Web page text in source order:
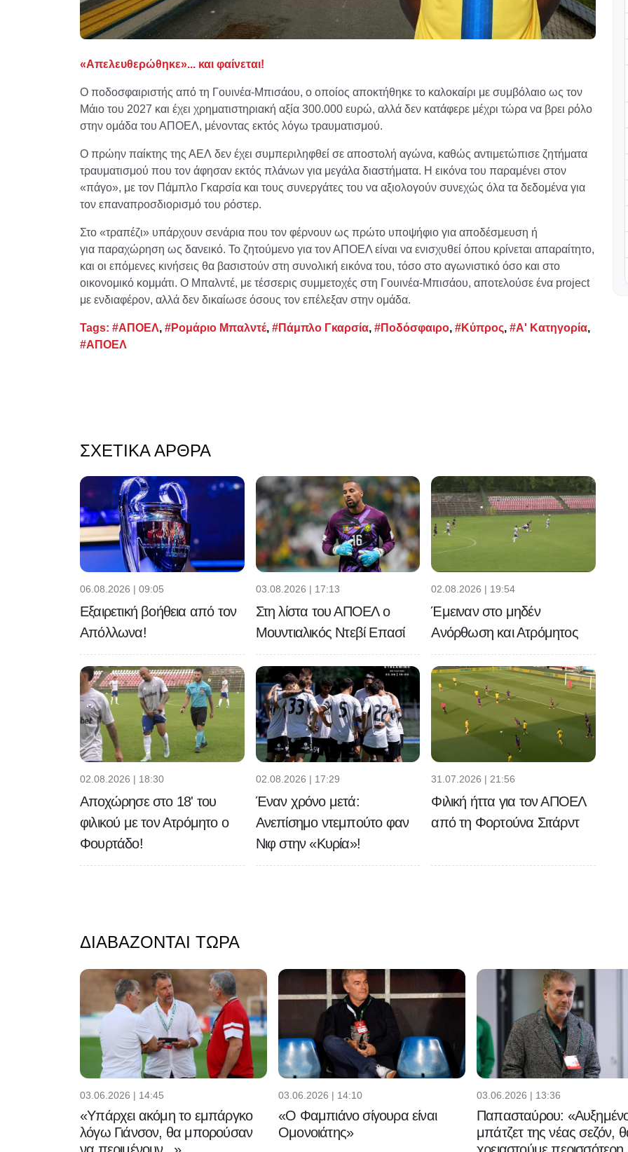
«Απελευθερώθηκε»... και φαίνεται!
Ο ποδοσφαιριστής από τη Γουινέα-Μπισάου, ο οποίος αποκτήθηκε το καλοκαίρι με συμβόλαιο ως τον
Μάιο του 2027 και έχει χρηματιστηριακή αξία 300.000 ευρώ, αλλά δεν κατάφερε μέχρι τώρα να βρει ρόλο
στην ομάδα του ΑΠΟΕΛ, μένοντας εκτός λόγω τραυματισμού.
Ο πρώην παίκτης της ΑΕΛ δεν έχει συμπεριληφθεί σε αποστολή αγώνα, καθώς αντιμετώπισε ζητήματα
τραυματισμού που τον άφησαν εκτός πλάνων για μεγάλα διαστήματα. Η εικόνα του παραμένει στον
«πάγο», με τον Πάμπλο Γκαρσία και τους συνεργάτες του να αξιολογούν συνεχώς όλα τα δεδομένα για
τον επαναπροσδιορισμό του ρόστερ.
Στο «τραπέζι» υπάρχουν σενάρια που τον φέρνουν ως πρώτο υποψήφιο για αποδέσμευση ή
για παραχώρηση ως δανεικό. Το ζητούμενο για τον ΑΠΟΕΛ είναι να ενισχυθεί όπου κρίνεται απαραίτητο,
και οι επόμενες κινήσεις θα βασιστούν στη συνολική εικόνα του, τόσο στο αγωνιστικό όσο και στο
οικονομικό κομμάτι. Ο Μπαλντέ, με τέσσερις συμμετοχές στη Γουινέα-Μπισάου, αποτελούσε ένα project
με ενδιαφέρον, αλλά δεν δικαίωσε όσους τον επέλεξαν στην ομάδα.
Tags: #ΑΠΟΕΛ, #Ρομάριο Μπαλντέ, #Πάμπλο Γκαρσία, #Ποδόσφαιρο, #Κύπρος, #Α' Κατηγορία,
#ΑΠΟΕΛ
ΣΧΕΤΙΚΆ ΆΡΘΡΑ
06.08.2026 | 09:05
Εξαιρετική βοήθεια από τον
Απόλλωνα!
03.08.2026 | 17:13
Στη λίστα του ΑΠΟΕΛ ο
Μουντιαλικός Ντεβί Επασί
02.08.2026 | 19:54
Έμειναν στο μηδέν
Ανόρθωση και Ατρόμητος
02.08.2026 | 18:30
Αποχώρησε στο 18' του
φιλικού με τον Ατρόμητο ο
Φουρτάδο!
02.08.2026 | 17:29
Έναν χρόνο μετά:
Ανεπίσημο ντεμπούτο φαν
Νιφ στην «Κυρία»!
31.07.2026 | 21:56
Φιλική ήττα για τον ΑΠΟΕΛ
από τη Φορτούνα Σιτάρντ
ΔΙΑΒΆΖΟΝΤΑΙ ΤΏΡΑ
03.06.2026 | 14:45
«Υπάρχει ακόμη το εμπάργκο
λόγω Γιάνσον, θα μπορούσαν
να περιμένουν...»
03.06.2026 | 14:10
«Ο Φαμπιάνο σίγουρα είναι
Ομονοιάτης»
03.06.2026 | 13:36
Παπασταύρου:
μπάτζετ της νέας σεζόν,
χρειαστούμε περισσότερη